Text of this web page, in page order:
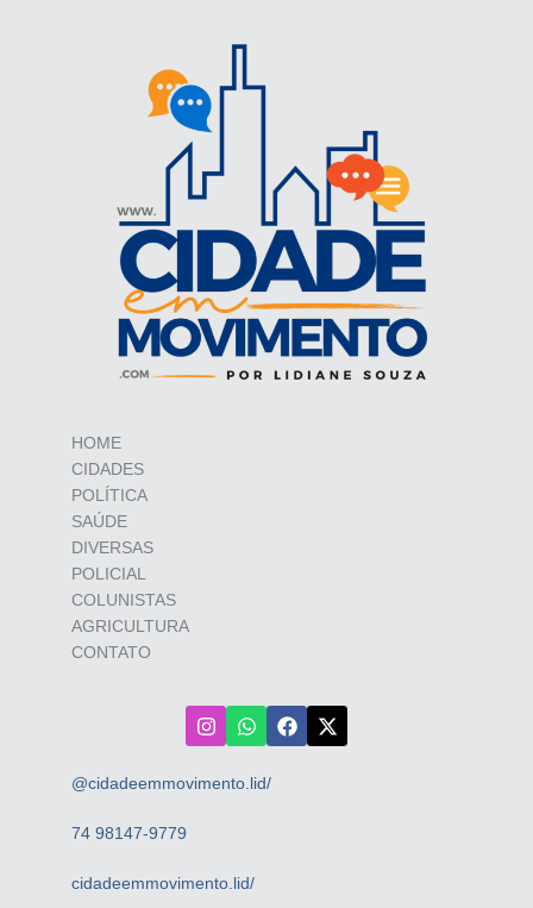
HOME
CIDADES
POLÍTICA
SAÚDE
DIVERSAS
POLICIAL
COLUNISTAS
AGRICULTURA
CONTATO
@cidadeemmovimento.lid/
74 98147-9779
cidadeemmovimento.lid/